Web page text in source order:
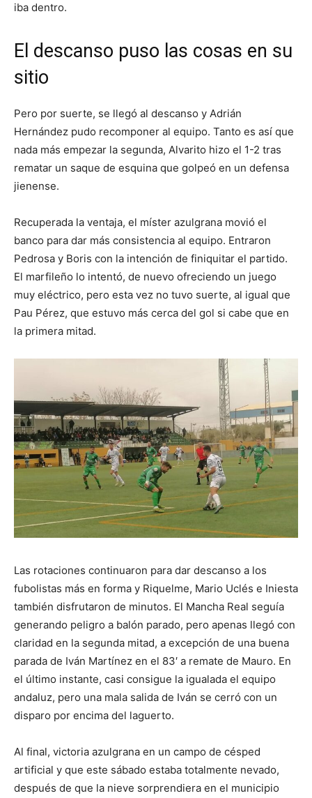
iba dentro.
El descanso puso las cosas en su
sitio
Pero por suerte, se llegó al descanso y Adrián
Hernández pudo recomponer al equipo. Tanto es así que
nada más empezar la segunda, Alvarito hizo el 1-2 tras
rematar un saque de esquina que golpeó en un defensa
jienense.
Recuperada la ventaja, el míster azulgrana movió el
banco para dar más consistencia al equipo. Entraron
Pedrosa y Boris con la intención de finiquitar el partido.
El marfileño lo intentó, de nuevo ofreciendo un juego
muy eléctrico, pero esta vez no tuvo suerte, al igual que
Pau Pérez, que estuvo más cerca del gol si cabe que en
la primera mitad.
Las rotaciones continuaron para dar descanso a los
fubolistas más en forma y Riquelme, Mario Uclés e Iniesta
también disfrutaron de minutos. El Mancha Real seguía
generando peligro a balón parado, pero apenas llegó con
claridad en la segunda mitad, a excepción de una buena
parada de Iván Martínez en el 83′ a remate de Mauro. En
el último instante, casi consigue la igualada el equipo
andaluz, pero una mala salida de Iván se cerró con un
disparo por encima del laguerto.
Al final, victoria azulgrana en un campo de césped
artificial y que este sábado estaba totalmente nevado,
después de que la nieve sorprendiera en el municipio